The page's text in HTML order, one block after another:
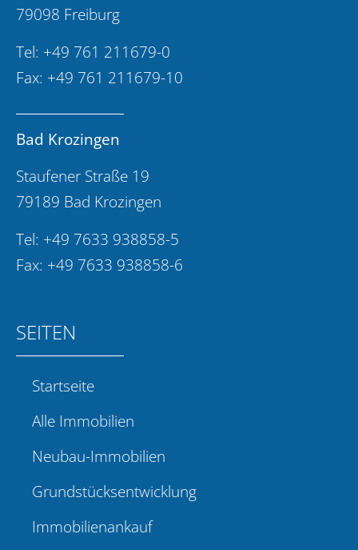
79098 Freiburg
Tel: +49 761 211679-0
Fax: +49 761 211679-10
Bad Krozingen
Staufener Straße 19
79189 Bad Krozingen
Tel: +49 7633 938858-5
Fax: +49 7633 938858-6
SEITEN
Startseite
Alle Immobilien
Neubau-Immobilien
Grundstücksentwicklung
Immobilienankauf